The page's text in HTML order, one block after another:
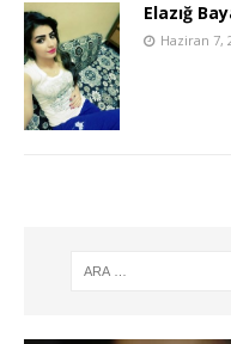
Elazığ
Haziran 7,